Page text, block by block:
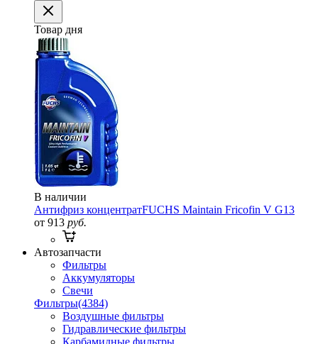
Товар дня
В наличии
Антифриз концентратFUCHS Maintain Fricofin V G13
от 913 руб.
Автозапчасти
Фильтры
Аккумуляторы
Свечи
Фильтры(4384)
Воздушные фильтры
Гидравлические фильтры
Карбамидные фильтры